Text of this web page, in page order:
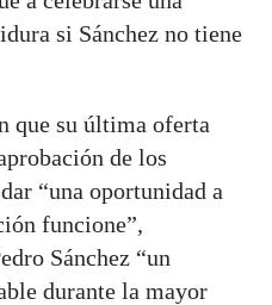
si Sánchez no tiene
que su última oferta
de los
“una oportunidad a
funcione”,
Sánchez “un
durante la mayor